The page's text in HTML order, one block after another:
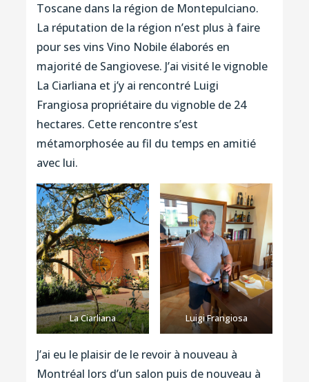
Toscane dans la région de Montepulciano.
La réputation de la région n’est plus à faire
pour ses vins Vino Nobile élaborés en
majorité de Sangiovese. J’ai visité le vignoble
La Ciarliana et j’y ai rencontré Luigi
Frangiosa propriétaire du vignoble de 24
hectares. Cette rencontre s’est
métamorphosée au fil du temps en amitié
avec lui.
La Ciarliana Luigi Frangiosa
J’ai eu le plaisir de le revoir à nouveau à
Montréal lors d’un salon puis de nouveau à